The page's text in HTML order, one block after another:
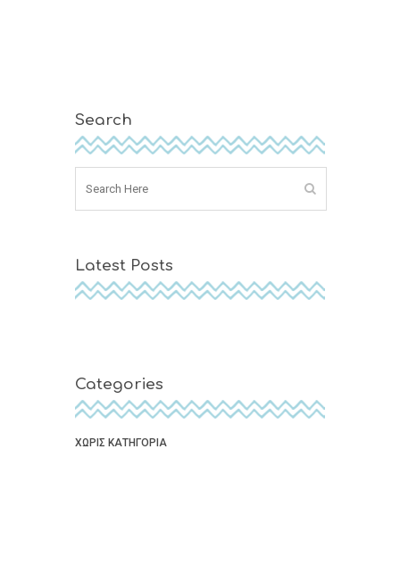
Search
Latest Posts
Categories
ΧΩΡΙΣ ΚΑΤΗΓΟΡΙΑ